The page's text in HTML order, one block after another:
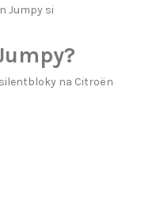
Jumpy si
na Citroën